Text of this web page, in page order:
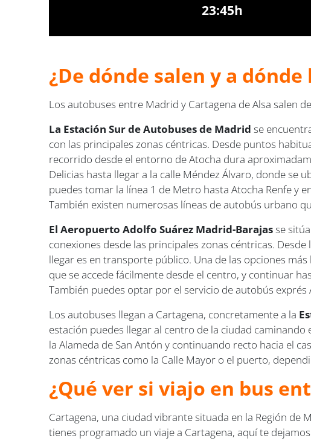
23:45h
¿De dónde salen y a
Los autobuses entre Madrid y Cartagena de Alsa salen
La Estación Sur de Autobuses de Madrid se
con las principales zonas céntricas. Desde puntos
recorrido desde el entorno de Atocha dura
Delicias hasta llegar a la calle Méndez Álvaro, donde se
puedes tomar la línea 1 de Metro hasta Atocha Renfe y
También existen numerosas líneas de autobús urbano
El Aeropuerto Adolfo Suárez Madrid-Barajas se
conexiones desde las principales zonas céntricas.
llegar es en transporte público. Una de las opciones
que se accede fácilmente desde el centro, y continuar
También puedes optar por el servicio de autobús
Los autobuses llegan a Cartagena, concretamente a la
estación puedes llegar al centro de la ciudad
la Alameda de San Antón y continuando recto hacia el
zonas céntricas como la Calle Mayor o el puerto,
¿Qué ver si viajo en bus
Cartagena, una ciudad vibrante situada en la Región de
tienes programado un viaje a Cartagena, aquí te